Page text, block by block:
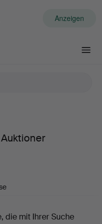
Anzeigen
die mit Ihrer Suche